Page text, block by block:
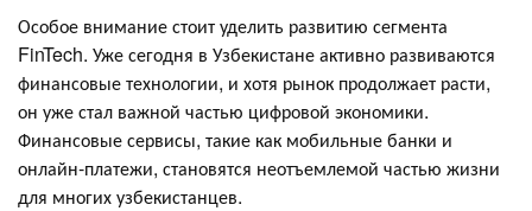
Особое внимание стоит уделить развитию сегмента
FinTech. Уже сегодня в Узбекистане активно развиваются
финансовые технологии, и хотя рынок продолжает расти,
он уже стал важной частью цифровой экономики.
Финансовые сервисы, такие как мобильные банки и
онлайн-платежи, становятся неотъемлемой частью жизни
для многих узбекистанцев.